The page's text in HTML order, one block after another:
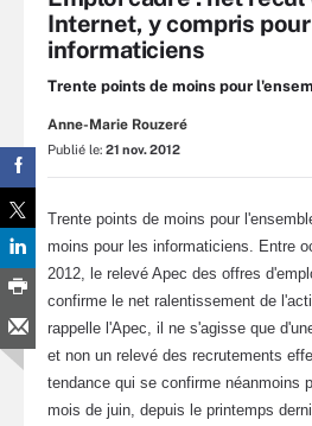
Internet, y compris
informaticiens
Trente points de moins pour
Anne-Marie Rouzeré
Publié le: 21 nov. 2012
Trente points de moins pour
moins pour les informaticiens. Entre
2012, le relevé Apec des offres
confirme le net ralentissement de
rappelle l'Apec, il ne s'agisse que
et non un relevé des recrutements
tendance qui se confirme néanmoins
mois de juin, depuis le printemps